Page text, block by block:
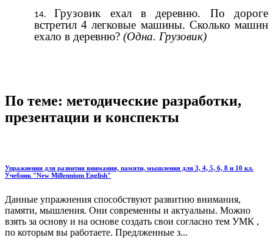
Грузовик ехал в деревню. По дороге
встретил 4 легковые машины. Сколько машин
ехало в деревню? (Одна. Грузовик)
По теме: методические разработки,
презентации и конспекты
Упражнения для развития внимания, памяти, мышления для 3, 4, 5, 6, 8 и 10 кл.
Учебник "New Millennium English"
Данные упражнения способствуют развитию внимания,
памяти, мышления. Они современны и актуальны. Можно
взять за основу и на основе создать свои согласно тем УМК ,
по которым вы работаете. Предлженные з...